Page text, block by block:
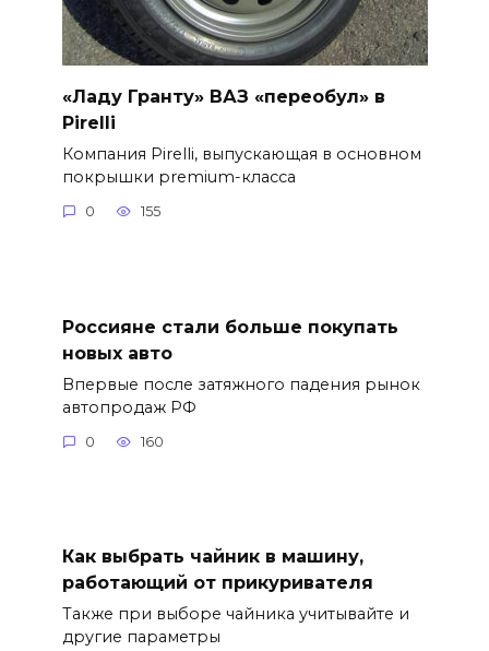
«Ладу Гранту» ВАЗ «переобул» в
Pirelli
Компания Pirelli, выпускающая в основном
покрышки premium-класса
0 155
Россияне стали больше покупать
новых авто
Впервые после затяжного падения рынок
автопродаж РФ
0 160
Как выбрать чайник в машину,
работающий от прикуривателя
Также при выборе чайника учитывайте и
другие параметры